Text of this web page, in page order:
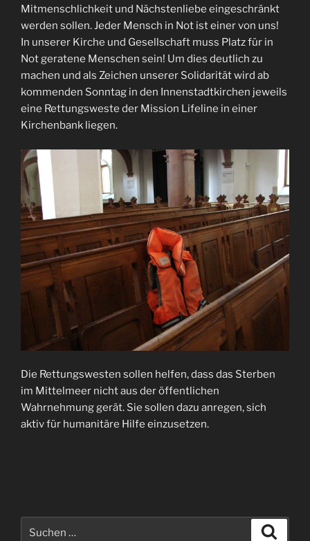
Mitmenschlichkeit und Nächstenliebe eingeschränkt
werden sollen. Jeder Mensch in Not ist einer von uns!
In unserer Kirche und Gesellschaft muss Platz für in
Not geratene Menschen sein! Um dies deutlich zu
machen und als Zeichen unserer Solidarität wird ab
kommenden Sonntag in den Innenstadtkirchen jeweils
eine Rettungsweste der Mission Lifeline in einer
Kirchenbank liegen.
Die Rettungswesten sollen helfen, dass das Sterben
im Mittelmeer nicht aus der öffentlichen
Wahrnehmung gerät. Sie sollen dazu anregen, sich
aktiv für humanitäre Hilfe einzusetzen.